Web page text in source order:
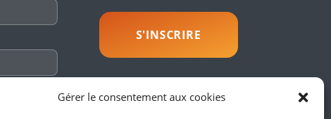
Gérer le consentement aux cookies